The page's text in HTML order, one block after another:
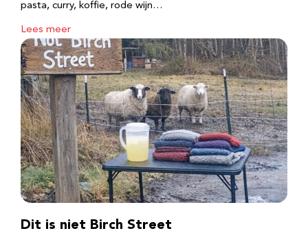
pasta, curry, koffie, rode wijn…
Lees meer
Dit is niet Birch Street